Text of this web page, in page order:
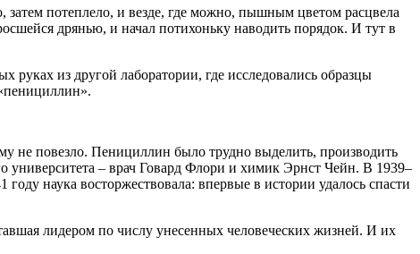
потеплело, и везде, где можно, пышным цветом расцвела
дрянью, и начал потихоньку наводить порядок. И тут в
руках из другой лаборатории, где исследовались образцы
не повезло. Пенициллин было трудно выделить, производить
университета – врач Говард Флори и химик Эрнст Чейн. В 1939–
наука восторжествовала: впервые в истории удалось спасти
лидером по числу унесенных человеческих жизней. И их